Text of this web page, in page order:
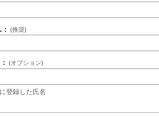
(推奨)
(オプション)
登録した氏名